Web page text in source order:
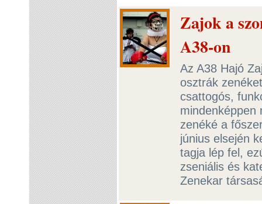
Zajok a
A38-on
Az A38 Hajó
osztrák
csattogós,
mindenképpen
zenéké a
június elsején
tagja lép fel,
zseniális és
Zenekar